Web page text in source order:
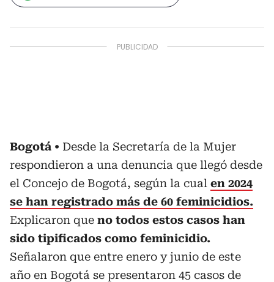
Bogotá
Desde la Secretaría de la Mujer
respondieron a una denuncia que llegó desde
el Concejo de Bogotá, según la cual en 2024
se han registrado más de 60 feminicidios.
Explicaron que no todos estos casos han
sido tipificados como feminicidio.
Señalaron que entre enero y junio de este
año en Bogotá se presentaron 45 casos de